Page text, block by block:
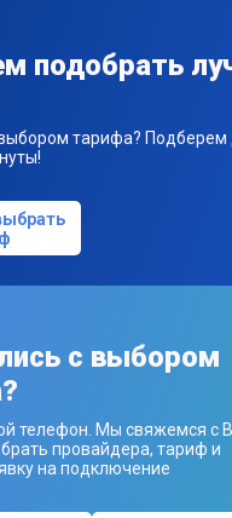
подобрать
тарифа? Подберем
с выбором
телефон. Мы свяжемся с
провайдера, тариф и
на подключение